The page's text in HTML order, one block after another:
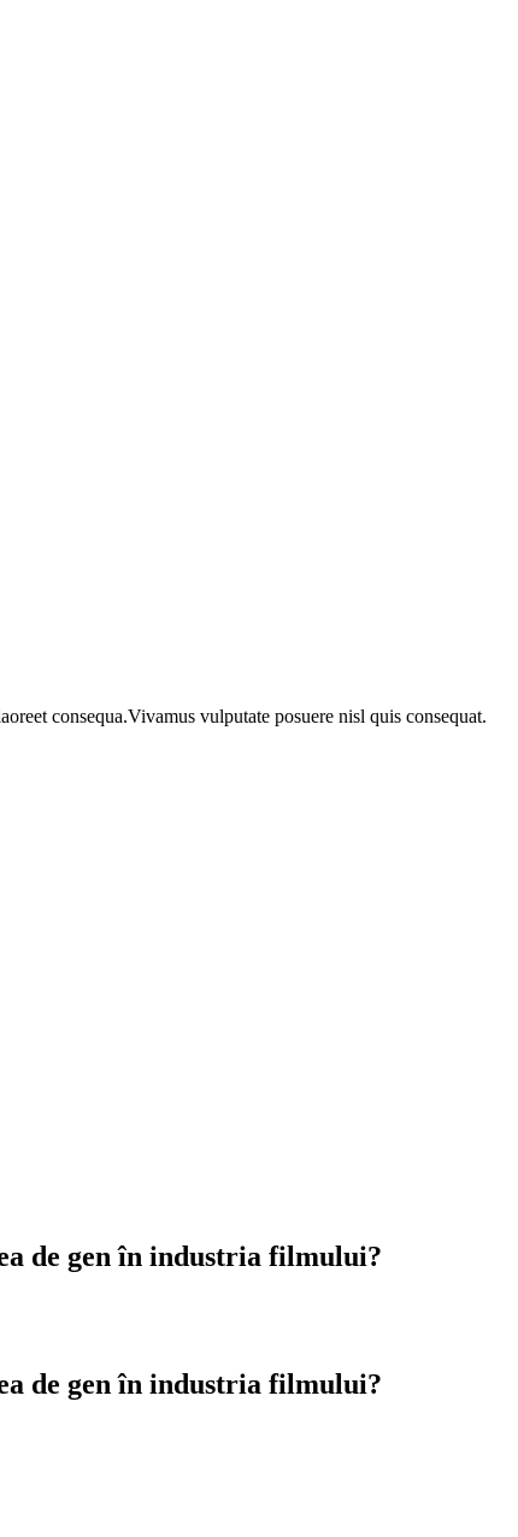
consequa.Vivamus vulputate posuere nisl quis consequat.
de gen în industria filmului?
de gen în industria filmului?